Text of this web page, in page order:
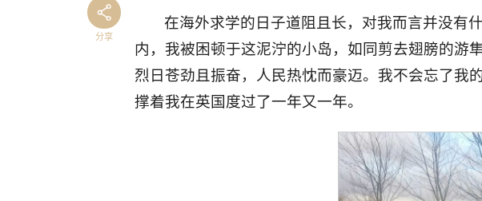
分享
在海外求学的日子道阻且长，对我而言并没有
内，我被困顿于这泥泞的小岛，如同剪去翅膀的游
烈日苍劲且振奋，人民热忱而豪迈。我不会忘了
撑着我在英国度过了一年又一年。